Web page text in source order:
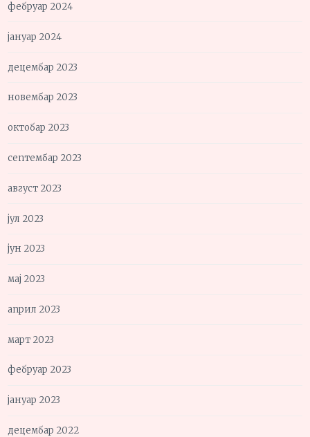
фебруар 2024
јануар 2024
децембар 2023
новембар 2023
октобар 2023
септембар 2023
август 2023
јул 2023
јун 2023
мај 2023
април 2023
март 2023
фебруар 2023
јануар 2023
децембар 2022